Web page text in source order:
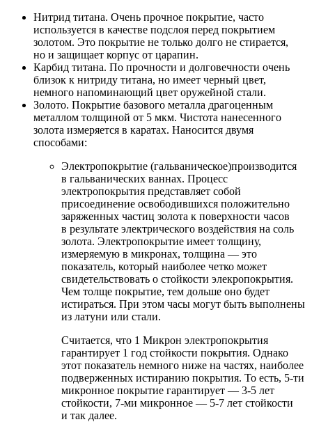
Нитрид титана. Очень прочное покрытие, часто
используется в качестве подслоя перед покрытием
золотом. Это покрытие не только долго не стирается,
но и защищает корпус от царапин.
Карбид титана. По прочности и долговечности очень
близок к нитриду титана, но имеет черный цвет,
немного напоминающий цвет оружейной стали.
Золото. Покрытие базового металла драгоценным
металлом толщиной от 5 мкм. Чистота нанесенного
золота измеряется в каратах. Наносится двумя
способами:
Электропокрытие (гальваническое)производится
в гальванических ваннах. Процесс
электропокрытия представляет собой
присоединение освободившихся положительно
заряженных частиц золота к поверхности часов
в результате электрического воздействия на соль
золота. Электропокрытие имеет толщину,
измеряемую в микронах, толщина — это
показатель, который наиболее четко может
свидетельствовать о стойкости элекропокрытия.
Чем толще покрытие, тем дольше оно будет
истираться. При этом часы могут быть выполнены
из латуни или стали.
Считается, что 1 Микрон электропокрытия
гарантирует 1 год стойкости покрытия. Однако
этот показатель немного ниже на частях, наиболее
подверженных истиранию покрытия. То есть, 5-ти
микронное покрытие гарантирует — 3-5 лет
стойкости, 7-ми микронное — 5-7 лет стойкости
и так далее.